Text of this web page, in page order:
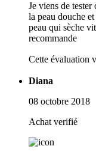
Je viens de
la peau douche
peau qui sèche
recommande
Cette évaluation
Diana
08 octobre 2018
Achat verifié